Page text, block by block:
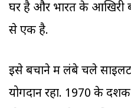
घर है और भारत के आखिरी
से एक है.
इसे बचाने में लंबे चले
योगदान रहा. 1970 के